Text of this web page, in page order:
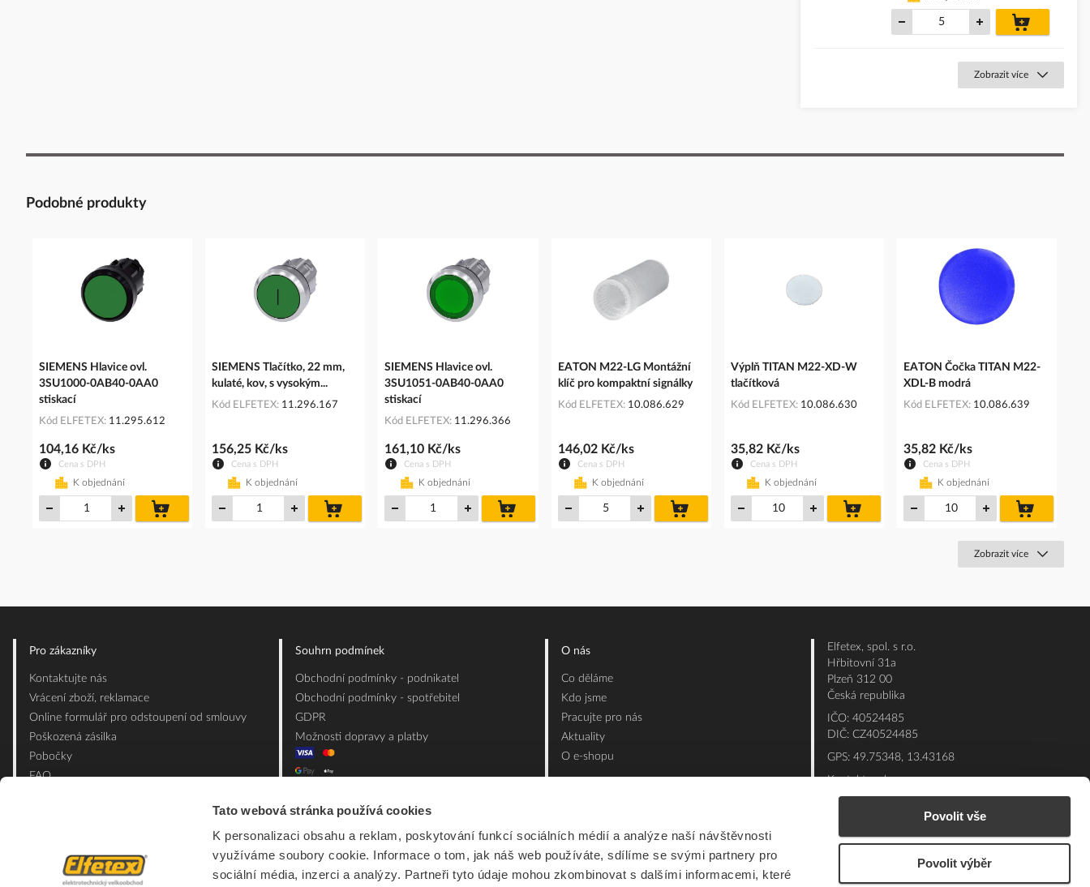
Tato webová stránka používá cookies
K personalizaci obsahu a reklam, poskytování funkcí sociálních médií a analýze naší návštěvnosti
využíváme soubory cookie. Informace o tom, jak náš web používáte, sdílíme se svými partnery pro
sociální média, inzerci a analýzy. Partneři tyto údaje mohou zkombinovat s dalšími informacemi, které
Povolit vše
Povolit výběr
košíku
Zobrazit více
Podobné produkty
SIEMENS Hlavice ovl.
3SU1000-0AB40-0AA0
stiskací
Kód ELFETEX 11.295.612
Cena s DPH
104,16 Kč/ks
K objednání
košíku
SIEMENS Tlačítko, 22 mm,
kulaté, kov, s vysokým...
Kód ELFETEX 11.296.167
Cena s DPH
156,25 Kč/ks
K objednání
košíku
SIEMENS Hlavice ovl.
3SU1051-0AB40-0AA0
stiskací
Kód ELFETEX 11.296.366
Cena s DPH
161,10 Kč/ks
K objednání
košíku
EATON M22-LG Montážní
klíč pro kompaktní signálky
Kód ELFETEX 10.086.629
Cena s DPH
146,02 Kč/ks
K objednání
košíku
Výplň TITAN M22-XD-W
tlačítková
Kód ELFETEX 10.086.630
Cena s DPH
35,82 Kč/ks
K objednání
košíku
EATON Čočka TITAN M22-
XDL-B modrá
Kód ELFETEX 10.086.639
Cena s DPH
35,82 Kč/ks
K objednání
košíku
Zobrazit více
Pro zákazníky
Kontaktujte nás
Vrácení zboží, reklamace
Online formulář pro odstoupení od smlouvy
Poškozená zásilka
Pobočky
FAQ
Souhrn podmínek
Obchodní podmínky - podnikatel
Obchodní podmínky - spotřebitel
GDPR
Možnosti dopravy a platby
O nás
Co děláme
Kdo jsme
Pracujte pro nás
Aktuality
O e-shopu
Elfetex, spol. s r.o.
Hřbitovní 31a
Plzeň 312 00
Česká republika
IČO: 40524485
DIČ: CZ40524485
GPS: 49.75348, 13.43168
Kontakt e-shop:
Po - Pá: 7:00 - 15:30
377 432 365
Technická podpora: 377 432 311
eshop@elfetex.cz